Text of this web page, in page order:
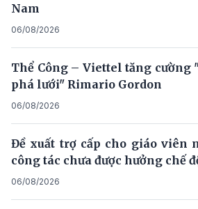
Nam
06/08/2026
Thể Công – Viettel tăng cường
phá lưới" Rimario Gordon
06/08/2026
Đề xuất trợ cấp cho giáo viên
công tác chưa được hưởng chế
06/08/2026